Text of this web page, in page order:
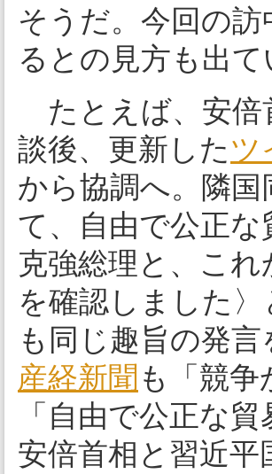
そうだ。今回の
るとの見方も出て
たとえば、安倍
談後、更新したツ
から協調へ。隣
て、自由で公正
克強総理と、こ
を確認しました
も同じ趣旨の発
産経新聞 も「競
「自由で公正な
安倍首相と習近